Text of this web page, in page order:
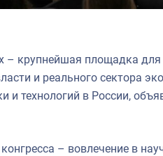
– крупнейшая площадка
и реального сектора
и технологий в России,
– вовлечение в